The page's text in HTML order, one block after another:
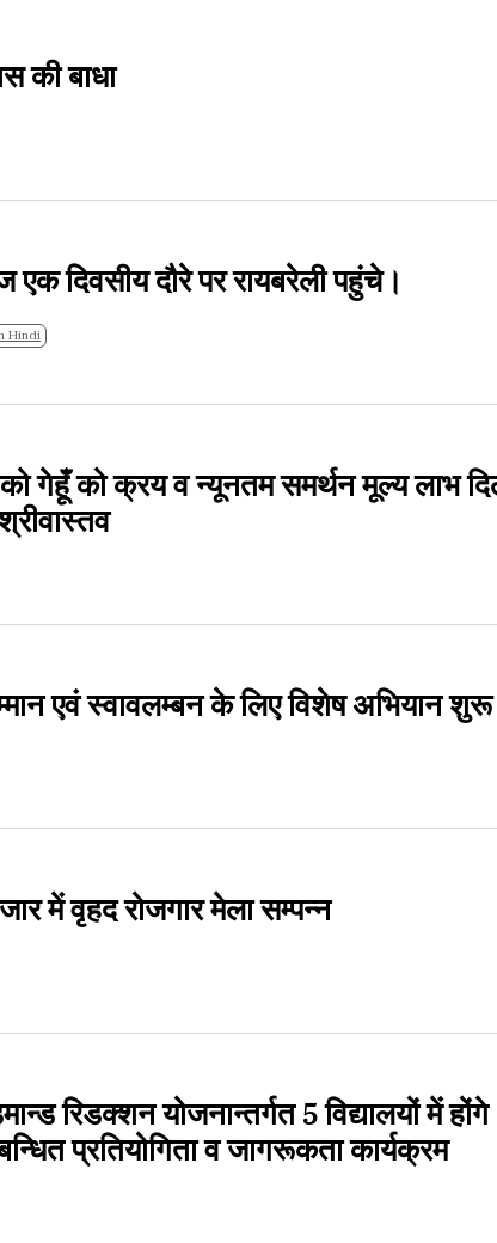
की बाधा
एक दिवसीय दौरे पर रायबरेली पहुंचे।
Hindi
गेहूँ को क्रय व न्यूनतम समर्थन मूल्य लाभ
एवं स्वावलम्बन के लिए विशेष अभियान शुरू
में वृहद रोजगार मेला सम्पन्न
रिडक्शन योजनान्तर्गत 5 विद्यालयों में होंगे
प्रतियोगिता व जागरूकता कार्यक्रम